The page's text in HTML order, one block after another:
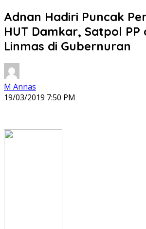
Adnan Hadiri Puncak
HUT Damkar, Satpol PP
Linmas di Gubernuran
M Annas
19/03/2019 7:50 PM